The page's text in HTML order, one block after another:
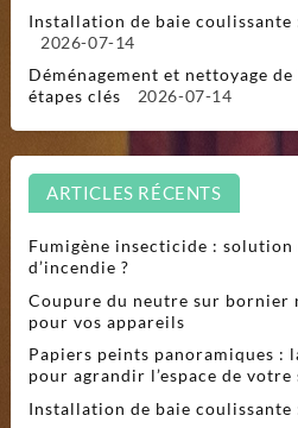
Installation de baie coulissante
2026-07-14
Déménagement et nettoyage
étapes clés
2026-07-14
ARTICLES RÉCENTS
Fumigène insecticide :
d’incendie ?
Coupure du neutre sur bornier
pour vos appareils
Papiers peints panoramiques :
pour agrandir l’espace de votre
Installation de baie coulissante